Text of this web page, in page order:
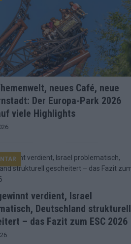
neues Café, neue
Der Europa-Park 2026
viele Highlights
verdient, Israel
Deutschland strukturell
– das Fazit zum ESC 2026